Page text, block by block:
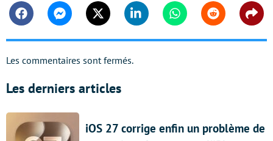
FacebookMessengerTwitter Linkedin WhatsappReddit
Les commentaires sont fermés.
Les derniers articles
iOS 27 corrige enfin un problème de